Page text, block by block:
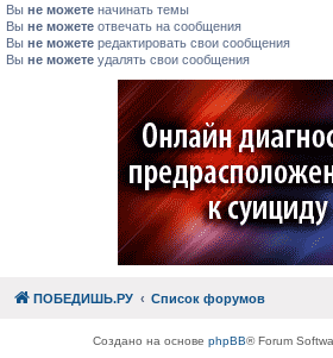
Вы не можете начинать темы
Вы не можете отвечать на сообщения
Вы не можете редактировать свои сообщения
Вы не можете удалять свои сообщения
ПОБЕДИШЬ.РУ Список форумов
Создано на основе phpBB® Forum